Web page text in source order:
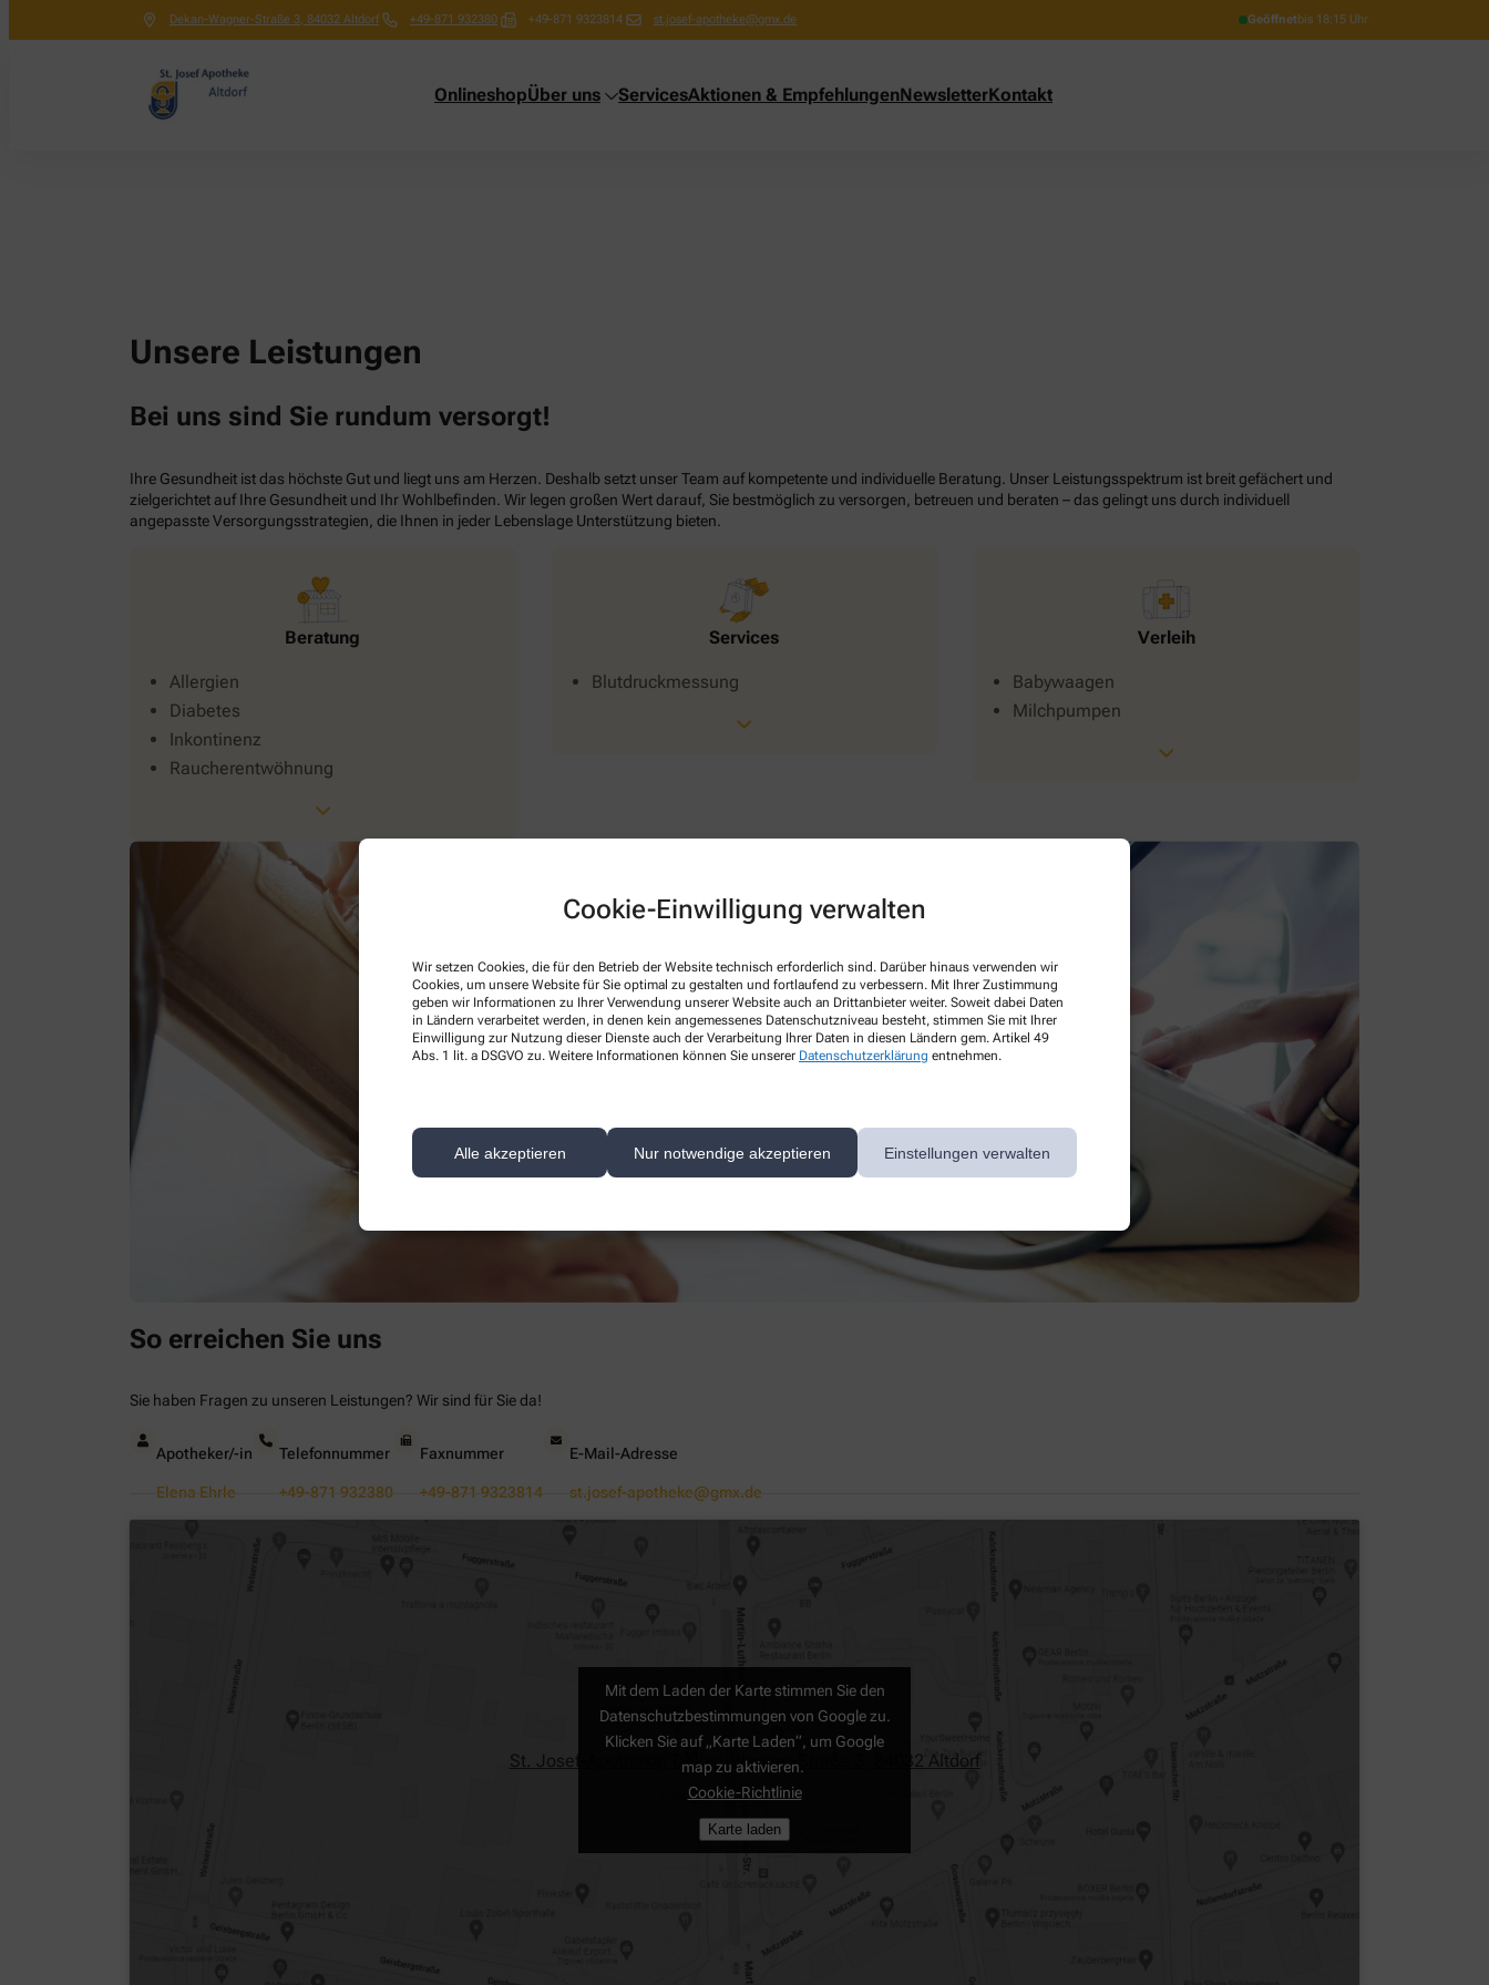
Cookie-Einwilligung verwalten
Wir setzen Cookies, die für den Betrieb der Website technisch erforderlich sind. Darüber hinaus verwenden wir
Cookies, um unsere Website für Sie optimal zu gestalten und fortlaufend zu verbessern. Mit Ihrer Zustimmung
geben wir Informationen zu Ihrer Verwendung unserer Website auch an Drittanbieter weiter. Soweit dabei Daten
in Ländern verarbeitet werden, in denen kein angemessenes Datenschutzniveau besteht, stimmen Sie mit Ihrer
Einwilligung zur Nutzung dieser Dienste auch der Verarbeitung Ihrer Daten in diesen Ländern gem. Artikel 49
Abs. 1 lit. a DSGVO zu. Weitere Informationen können Sie unserer Datenschutzerklärung entnehmen.
Alle akzeptieren Nur notwendige akzeptieren Einstellungen verwalten
Dekan-Wagner-Straße 3, 84032 Altdorf +49-871 932380 +49-871 9323814 st.josef-apotheke@gmx.de Geöffnetbis 18:15 Uhr
OnlineshopÜber uns ServicesAktionen & EmpfehlungenNewsletterKontakt
Unsere Leistungen
Bei uns sind Sie rundum versorgt!
Ihre Gesundheit ist das höchste Gut und liegt uns am Herzen. Deshalb setzt unser Team auf kompetente und individuelle Beratung. Unser Leistungsspektrum ist breit gefächert und
zielgerichtet auf Ihre Gesundheit und Ihr Wohlbefinden. Wir legen großen Wert darauf, Sie bestmöglich zu versorgen, betreuen und beraten – das gelingt uns durch individuell
angepasste Versorgungsstrategien, die Ihnen in jeder Lebenslage Unterstützung bieten.
Beratung
Allergien
Diabetes
Inkontinenz
Raucherentwöhnung
Services
Blutdruckmessung
Verleih
Babywaagen
Milchpumpen
So erreichen Sie uns
Sie haben Fragen zu unseren Leistungen? Wir sind für Sie da!
Apotheker/-in
Elena Ehrle
Telefonnummer
+49-871 932380
Faxnummer
+49-871 9323814
E-Mail-Adresse
st.josef-apotheke@gmx.de
St. Josef-Apotheke, Dekan-Wagner-Straße 3, 84032 Altdorf
Mit dem Laden der Karte stimmen Sie den
Datenschutzbestimmungen von Google zu.
Klicken Sie auf „Karte Laden“, um Google
map zu aktivieren.
Cookie-Richtlinie
Karte laden